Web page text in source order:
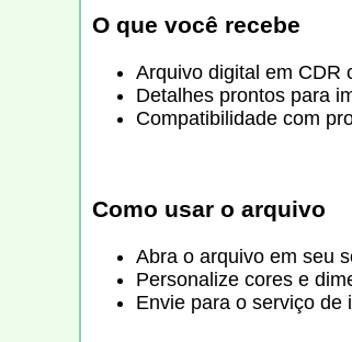
O que você recebe
Arquivo digital em CDR
Detalhes prontos para
Compatibilidade com
Como usar o arquivo
Abra o arquivo em seu
Personalize cores e
Envie para o serviço de